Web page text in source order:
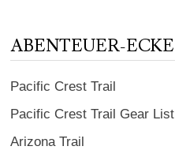
ABENTEUER-ECKE
Pacific Crest Trail
Pacific Crest Trail Gear List
Arizona Trail